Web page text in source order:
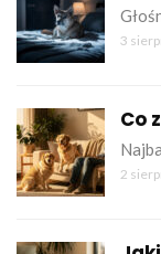
3
Co
2